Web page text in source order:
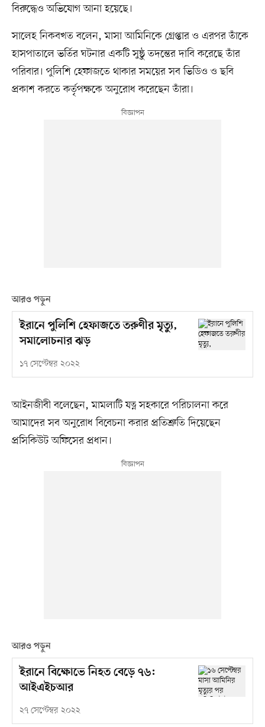
বিরুদ্ধেও অভিযোগ আনা হয়েছে।
সালেহ নিকবখত বলেন, মাসা আমিনিকে গ্রেপ্তার ও এরপর তাঁকে
হাসপাতালে ভর্তির ঘটনার একটি সুষ্ঠু তদন্তের দাবি করেছে তাঁর
পরিবার। পুলিশি হেফাজতে থাকার সময়ের সব ভিডিও ও ছবি
প্রকাশ করতে কর্তৃপক্ষকে অনুরোধ করেছেন তাঁরা।
আরও পড়ুন
ইরানে পুলিশি হেফাজতে তরুণীর মৃত্যু,
সমালোচনার ঝড়
১৭ সেপ্টেম্বর ২০২২
আইনজীবী বলেছেন, মামলাটি যত্ন সহকারে পরিচালনা করে
আমাদের সব অনুরোধ বিবেচনা করার প্রতিশ্রুতি দিয়েছেন
প্রসিকিউট অফিসের প্রধান।
আরও পড়ুন
ইরানে বিক্ষোভে নিহত বেড়ে ৭৬:
আইএইচআর
২৭ সেপ্টেম্বর ২০২২